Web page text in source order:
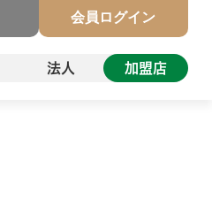
会員ログイン
法人
加盟店